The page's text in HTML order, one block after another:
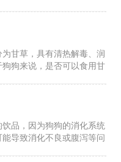
甘草，具有清热解毒、润
狗来说，是否可以食用甘
品，因为狗狗的消化系统
导致消化不良或腹泻等问